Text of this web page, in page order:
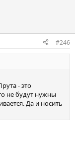
#246
- это
не будут нужны
Да и носить